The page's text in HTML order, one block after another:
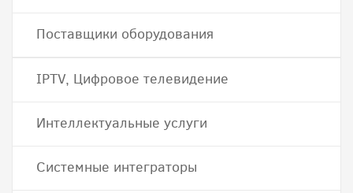
Поставщики оборудования
IPTV, Цифровое телевидение
Интеллектуальные услуги
Системные интеграторы